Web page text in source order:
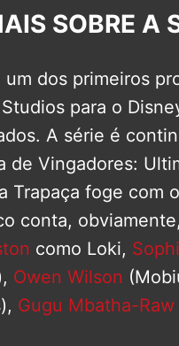
SOBRE A
um dos primeiros
para o
A série é
de Vingadores:
Trapaça foge com
conta,
como Loki,
Owen Wilson
Gugu Mbatha-Raw